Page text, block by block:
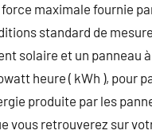
maximale fournie
standard de
solaire et un panneau à
heure ( kWh ), pour
produite par les
vous retrouverez sur